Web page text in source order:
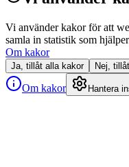
Vi använder kakor för att
samla in statistik som
Om kakor
Ja, tillåt alla kakor Nej,
Om kakor Hantera